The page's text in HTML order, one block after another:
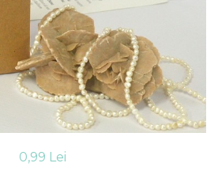
0,99 Lei